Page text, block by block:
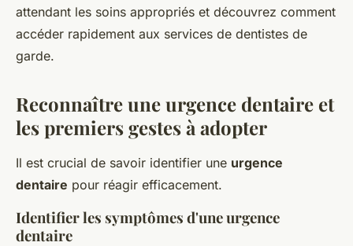
attendant les soins appropriés et découvrez comment
accéder rapidement aux services de dentistes de
garde.
Reconnaître une urgence dentaire et
les premiers gestes à adopter
Il est crucial de savoir identifier une urgence
dentaire pour réagir efficacement.
Identifier les symptômes d'une urgence
dentaire